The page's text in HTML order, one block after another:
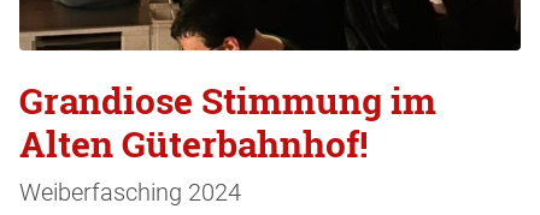
Grandiose Stimmung im
Alten Güterbahnhof!
Weiberfasching 2024